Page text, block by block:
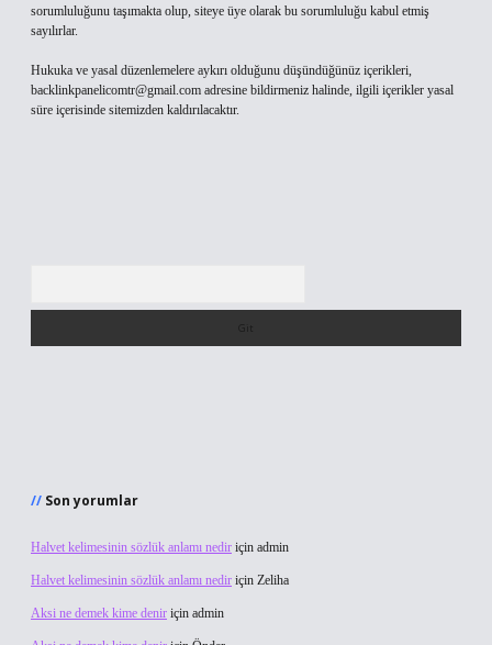
sorumluluğunu taşımakta olup, siteye üye olarak bu sorumluluğu kabul etmiş
sayılırlar.
Hukuka ve yasal düzenlemelere aykırı olduğunu düşündüğünüz içerikleri,
backlinkpanelicomtr@gmail.com adresine bildirmeniz halinde, ilgili içerikler yasal
süre içerisinde sitemizden kaldırılacaktır.
Son yorumlar
Halvet kelimesinin sözlük anlamı nedir için admin
Halvet kelimesinin sözlük anlamı nedir için Zeliha
Aksi ne demek kime denir için admin